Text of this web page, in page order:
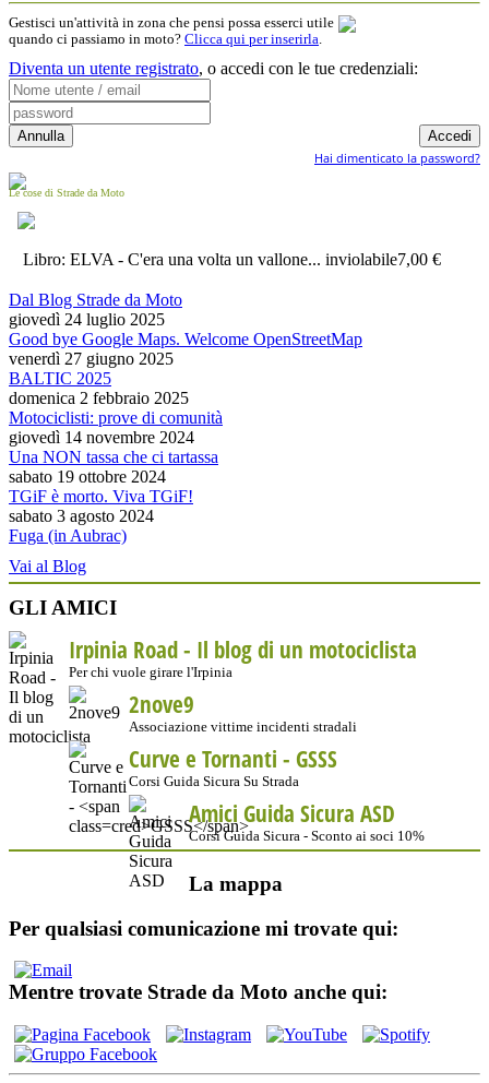
Gestisci un'attività in zona che pensi possa esserci utile
quando ci passiamo in moto? Clicca qui per inserirla.
Diventa un utente registrato, o accedi con le tue credenziali:
Hai dimenticato la password?
Le cose di Strade da Moto
Libro: ELVA - C'era una volta un vallone... inviolabile7,00 €
Dal Blog Strade da Moto
giovedì 24 luglio 2025
Good bye Google Maps. Welcome OpenStreetMap
venerdì 27 giugno 2025
BALTIC 2025
domenica 2 febbraio 2025
Motociclisti: prove di comunità
giovedì 14 novembre 2024
Una NON tassa che ci tartassa
sabato 19 ottobre 2024
TGiF è morto. Viva TGiF!
sabato 3 agosto 2024
Fuga (in Aubrac)
Vai al Blog
GLI AMICI
Irpinia Road - Il blog di un motociclista
Per chi vuole girare l'Irpinia
2nove9
Associazione vittime incidenti stradali
Curve e Tornanti - GSSS
Corsi Guida Sicura Su Strada
Amici Guida Sicura ASD
Corsi Guida Sicura - Sconto ai soci 10%
La mappa
Per qualsiasi comunicazione mi trovate qui:
Mentre trovate Strade da Moto anche qui: